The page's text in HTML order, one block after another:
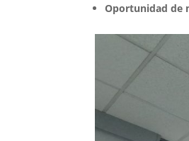
Oportunidad de